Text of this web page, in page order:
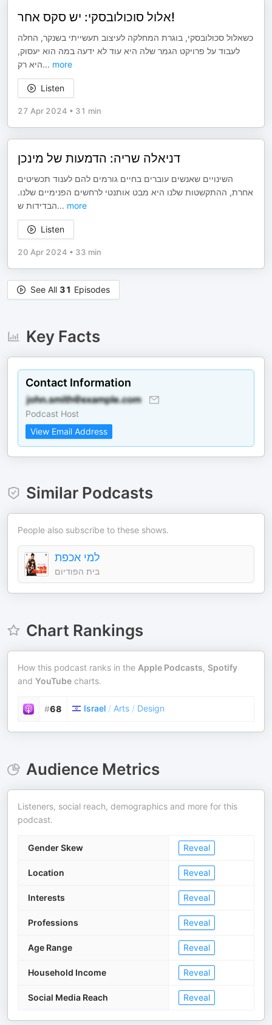
אלול סוכולובסקי: יש סקס אחר!
כשאלול סכולובסקי, בוגרת המחלקה לעיצוב תעשייתי בשנקר, החלה
לעבוד על פרויקט הגמר שלה היא עוד לא ידעה במה הוא יעסוק,
היא רק... more
Listen
27 Apr 2024 • 31 min
דניאלה שריה: הדמעות של מינכן
השינויים שאנשים עוברים בחיים גורמים להם לענוד תכשיטים
אחרת, ההתקשטות שלנו היא מבט אותנטי לרחשים הפנימיים שלנו.
הבדידות ש... more
Listen
20 Apr 2024 • 33 min
See All 31 Episodes
Key Facts
Contact Information
Podcast Host
View Email Address
Similar Podcasts
People also subscribe to these shows.
למי אכפת
בית הפודיום
Chart Rankings
How this podcast ranks in the Apple Podcasts, Spotify
and YouTube charts.
#68 Israel / Arts / Design
Audience Metrics
Listeners, social reach, demographics and more for this
podcast.
Gender Skew Reveal
Location Reveal
Interests Reveal
Professions Reveal
Age Range Reveal
Household Income Reveal
Social Media Reach Reveal